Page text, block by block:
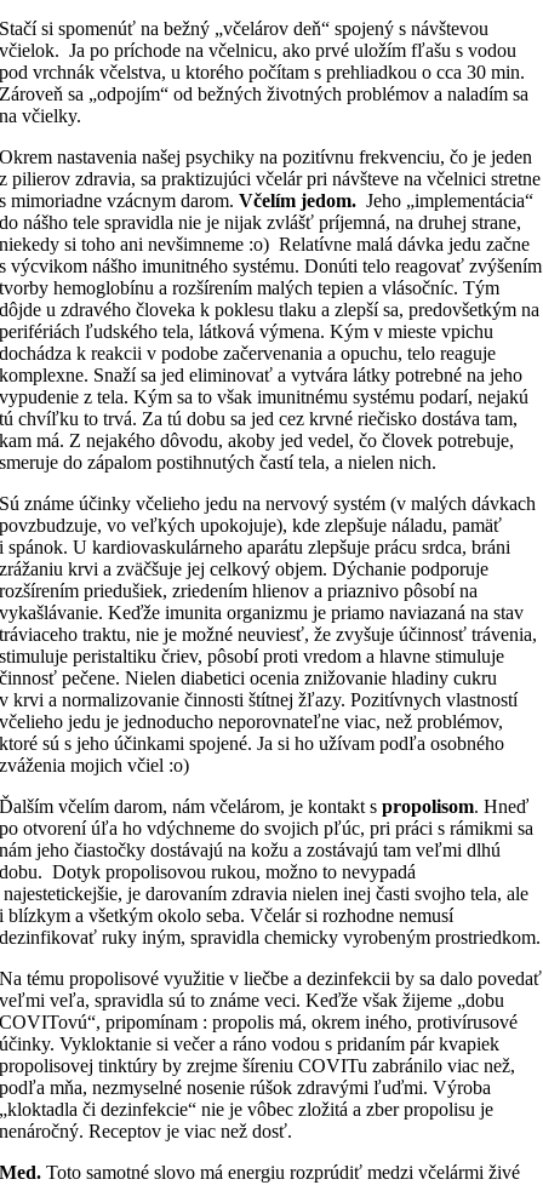
Stačí si spomenúť na bežný „včelárov deň“ spojený s návštevou
včielok. Ja po príchode na včelnicu, ako prvé uložím fľašu s vodou
pod vrchnák včelstva, u ktorého počítam s prehliadkou o cca 30 min.
Zároveň sa „odpojím“ od bežných životných problémov a naladím sa
na včielky.
Okrem nastavenia našej psychiky na pozitívnu frekvenciu, čo je jeden
z pilierov zdravia, sa praktizujúci včelár pri návšteve na včelnici stretne
s mimoriadne vzácnym darom.Včelím jedom. Jeho „implementácia“
do nášho tele spravidla nie je nijak zvlášť príjemná, na druhej strane,
niekedy si toho ani nevšimneme :o) Relatívne malá dávka jedu začne
s výcvikom nášho imunitného systému. Donúti telo reagovať zvýšením
tvorby hemoglobínu a rozšírením malých tepien a vlásočníc. Tým
dôjde u zdravého človeka k poklesu tlaku a zlepší sa, predovšetkým na
perifériách ľudského tela, látková výmena. Kým v mieste vpichu
dochádza k reakcii v podobe začervenania a opuchu, telo reaguje
komplexne. Snaží sa jed eliminovať a vytvára látky potrebné na jeho
vypudenie z tela. Kým sa to však imunitnému systému podarí, nejakú
tú chvíľku to trvá. Za tú dobu sa jed cez krvné riečisko dostáva tam,
kam má. Z nejakého dôvodu, akoby jed vedel, čo človek potrebuje,
smeruje do zápalom postihnutých častí tela, a nielen nich.
Sú známe účinky včelieho jedu na nervový systém (v malých dávkach
povzbudzuje, vo veľkých upokojuje), kde zlepšuje náladu, pamäť
i spánok. U kardiovaskulárneho aparátu zlepšuje prácu srdca, bráni
zrážaniu krvi a zväčšuje jej celkový objem. Dýchanie podporuje
rozšírením priedušiek, zriedením hlienov a priaznivo pôsobí na
vykašlávanie. Keďže imunita organizmu je priamo naviazaná na stav
tráviaceho traktu, nie je možné neuviesť, že zvyšuje účinnosť trávenia,
stimuluje peristaltiku čriev, pôsobí proti vredom a hlavne stimuluje
činnosť pečene. Nielen diabetici ocenia znižovanie hladiny cukru
v krvi a normalizovanie činnosti štítnej žľazy. Pozitívnych vlastností
včelieho jedu je jednoducho neporovnateľne viac, než problémov,
ktoré sú s jeho účinkami spojené. Ja si ho užívam podľa osobného
zváženia mojich včiel :o)
Ďalším včelím darom, nám včelárom, je kontakt spropolisom. Hneď
po otvorení úľa ho vdýchneme do svojich pľúc, pri práci s rámikmi sa
nám jeho čiastočky dostávajú na kožu a zostávajú tam veľmi dlhú
dobu. Dotyk propolisovou rukou, možno to nevypadá
najestetickejšie, je darovaním zdravia nielen inej časti svojho tela, ale
i blízkym a všetkým okolo seba. Včelár si rozhodne nemusí
dezinfikovať ruky iným, spravidla chemicky vyrobeným prostriedkom.
Na tému propolisové využitie v liečbe a dezinfekcii by sa dalo povedať
veľmi veľa, spravidla sú to známe veci. Keďže však žijeme „dobu
COVITovú“, pripomínam : propolis má, okrem iného, protivírusové
účinky. Vykloktanie si večer a ráno vodou s pridaním pár kvapiek
propolisovej tinktúry by zrejme šíreniu COVITu zabránilo viac než,
podľa mňa, nezmyselné nosenie rúšok zdravými ľuďmi. Výroba
„kloktadla či dezinfekcie“ nie je vôbec zložitá a zber propolisu je
nenáročný. Receptov je viac než dosť.
Med. Toto samotné slovo má energiu rozprúdiť medzi včelármi živé